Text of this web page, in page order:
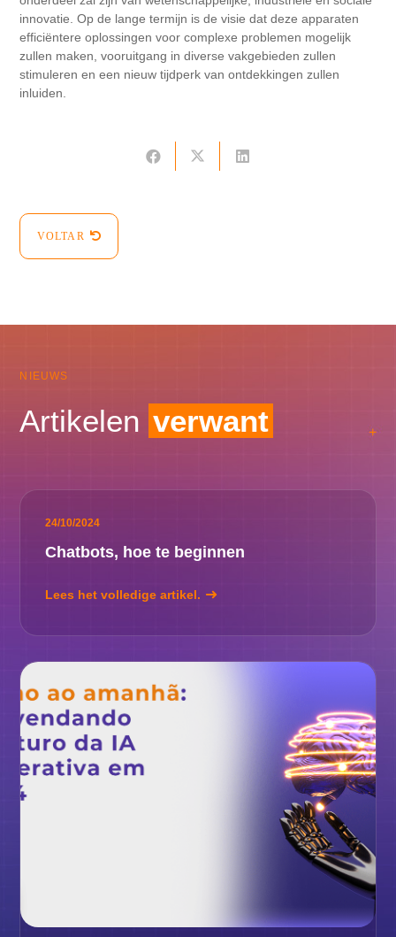
innovatie. Op de lange termijn is de visie dat deze apparaten
efficiëntere oplossingen voor complexe problemen mogelijk
zullen maken, vooruitgang in diverse vakgebieden zullen
stimuleren en een nieuw tijdperk van ontdekkingen zullen
inluiden.
VOLTAR
NIEUWS
Artikelen verwant
24/10/2024
Chatbots, hoe te beginnen
Lees het volledige artikel.